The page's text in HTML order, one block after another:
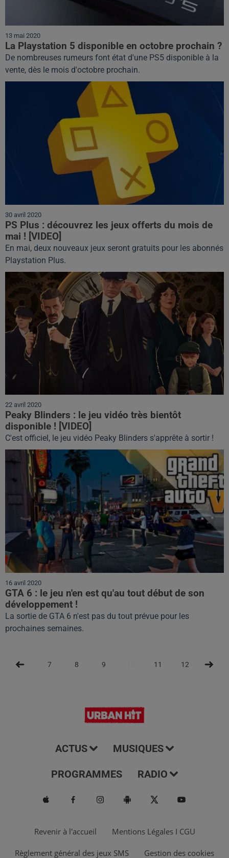
13 mai 2020
La Playstation 5 disponible en octobre prochain ?
De nombreuses rumeurs font état d'une PS5 disponible à la
vente, dès le mois d'octobre prochain.
30 avril 2020
PS Plus : découvrez les jeux offerts du mois de
mai ! [VIDEO]
En mai, deux nouveaux jeux seront gratuits pour les abonnés
Playstation Plus.
22 avril 2020
Peaky Blinders : le jeu vidéo très bientôt
disponible ! [VIDEO]
C'est officiel, le jeu vidéo Peaky Blinders s'apprête à sortir !
16 avril 2020
GTA 6 : le jeu n'en est qu'au tout début de son
développement !
La sortie de GTA 6 n'est pas du tout prévue pour les
prochaines semaines.
7 8 9 11 12 13
ACTUS MUSIQUES
PROGRAMMES RADIO
Revenir à l'accueil Mentions Légales I CGU
Règlement général des jeux SMS Gestion des cookies